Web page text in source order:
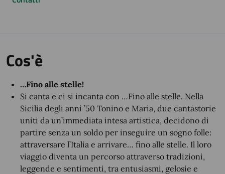
Cos'è
…Fino alle stelle!
Si canta e ci si incanta con …Fino alle stelle. Nella
Sicilia degli anni ’50 Tonino e Maria, due cantastorie
uniti da un’immediata intesa artistica, decidono di
partire senza un soldo per inseguire un sogno folle:
attraversare l’Italia e arrivare… fino alle stelle. Il loro
viaggio diventa un percorso attraverso tradizioni,
leggende e sentimenti, tra entusiasmi, gelosie e